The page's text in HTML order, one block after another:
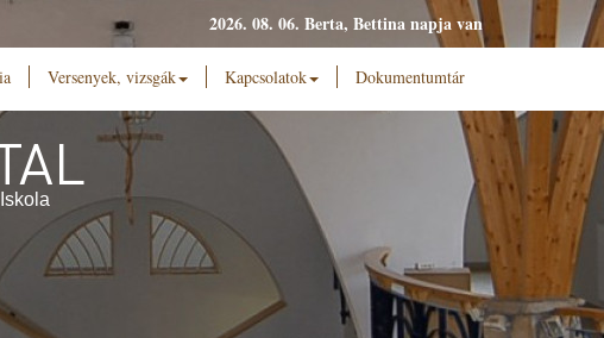
2026. 08. 06. Berta, Bettina napja van
Versenyek, vizsgák Kapcsolatok Dokumentumtár